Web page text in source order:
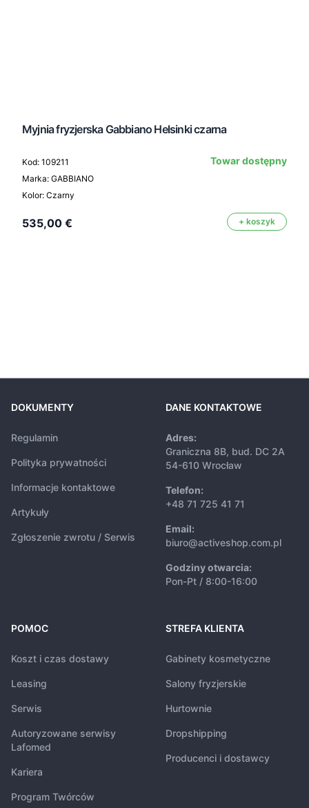
Myjnia fryzjerska Gabbiano Helsinki czarna
Kod: 109211
Marka: GABBIANO
Kolor: Czarny
Towar dostępny
535,00 € + koszyk
DOKUMENTY
Regulamin
Polityka prywatności
Informacje kontaktowe
Artykuły
Zgłoszenie zwrotu / Serwis
DANE KONTAKTOWE
Adres:
Graniczna 8B, bud. DC 2A
54-610 Wrocław
Telefon:
+48 71 725 41 71
Email:
biuro@activeshop.com.pl
Godziny otwarcia:
Pon-Pt / 8:00-16:00
POMOC
Koszt i czas dostawy
Leasing
Serwis
Autoryzowane serwisy
Lafomed
Kariera
Program Twórców
STREFA KLIENTA
Gabinety kosmetyczne
Salony fryzjerskie
Hurtownie
Dropshipping
Producenci i dostawcy